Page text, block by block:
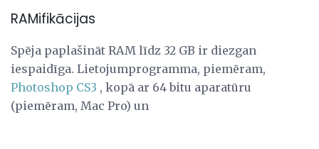
RAMifikācijas
Spēja paplašināt RAM līdz 32 GB ir diezgan
iespaidīga. Lietojumprogramma, piemēram,
Photoshop CS3 , kopā ar 64 bitu aparatūru
(piemēram, Mac Pro) un